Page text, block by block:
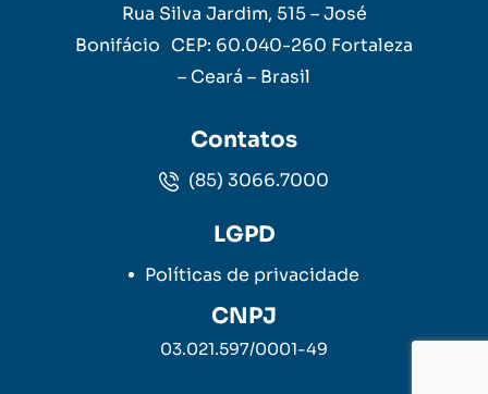
Rua Silva Jardim, 515 – José
Bonifácio CEP: 60.040-260 Fortaleza
– Ceará – Brasil
Contatos
(85) 3066.7000
LGPD
Políticas de privacidade
CNPJ
03.021.597/0001-49